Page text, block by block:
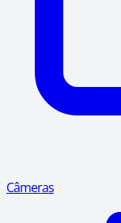
Câmeras